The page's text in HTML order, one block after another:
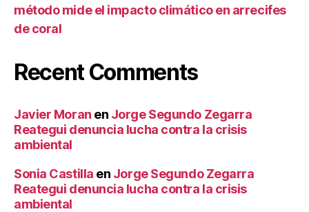
método mide el impacto climático en arrecifes
de coral
Recent Comments
Javier Moran en Jorge Segundo Zegarra
Reategui denuncia lucha contra la crisis
ambiental
Sonia Castilla en Jorge Segundo Zegarra
Reategui denuncia lucha contra la crisis
ambiental